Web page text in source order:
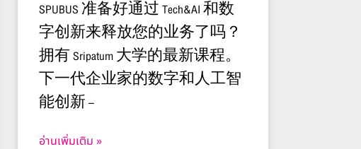
SPUBUS 准备好通过 Tech&AI 和数
字创新来释放您的业务了吗？
拥有 Sripatum 大学的最新课程。
下一代企业家的数字和人工智
能创新 –
อ่านเพิ่มเติม »